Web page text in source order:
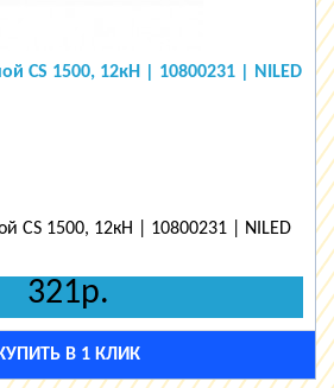
CS 1500, 12кН | 10800231 | NILED
CS 1500, 12кН | 10800231 | NILED
321р.
В 1 КЛИК